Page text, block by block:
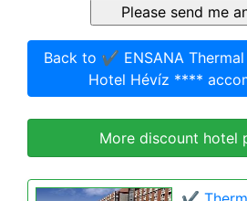
Back to ✔️ ENSANA Thermal
Hotel Hévíz ****
More discount hotel